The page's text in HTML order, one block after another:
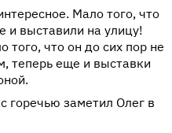
Мало того, что
и выставили на улицу!
того, что он до сих пор не
теперь еще и выставки
горечью заметил Олег в